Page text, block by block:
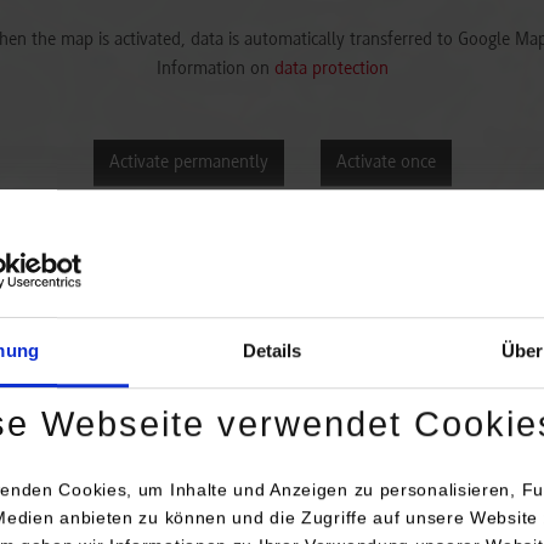
Details
Webseite verwendet
Cookies, um Inhalte und Anzeigen zu personalisieren,
anbieten zu können und die Zugriffe auf unsere Website
the map is activated, data is automatically transferred to Google
Information on data protection
Activate permanently Activate once
Anschrift / Ansprechperson
Röchling Medical Waldachtal
Herbert-Frank-Str. 26